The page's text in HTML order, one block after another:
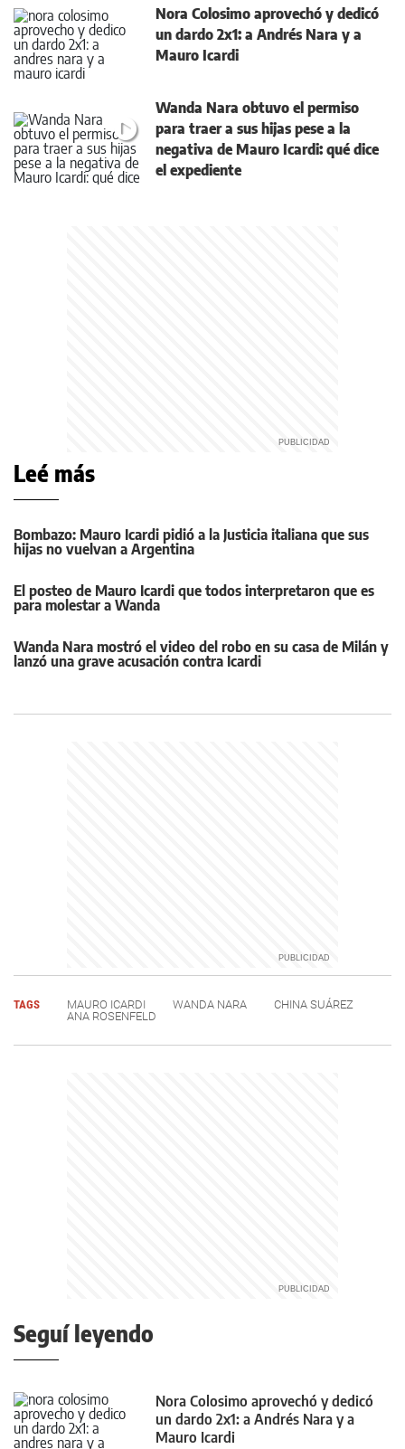
Nora Colosimo aprovechó y dedicó
un dardo 2x1: a Andrés Nara y a
Mauro Icardi
Wanda Nara obtuvo el permiso
para traer a sus hijas pese a la
negativa de Mauro Icardi: qué dice
el expediente
Leé más
Bombazo: Mauro Icardi pidió a la Justicia italiana que sus
hijas no vuelvan a Argentina
El posteo de Mauro Icardi que todos interpretaron que es
para molestar a Wanda
Wanda Nara mostró el video del robo en su casa de Milán y
lanzó una grave acusación contra Icardi
TAGS MAURO ICARDI WANDA NARA
CHINA SUÁREZ
ANA ROSENFELD
Seguí leyendo
Nora Colosimo aprovechó y dedicó
un dardo 2x1: a Andrés Nara y a
Mauro Icardi